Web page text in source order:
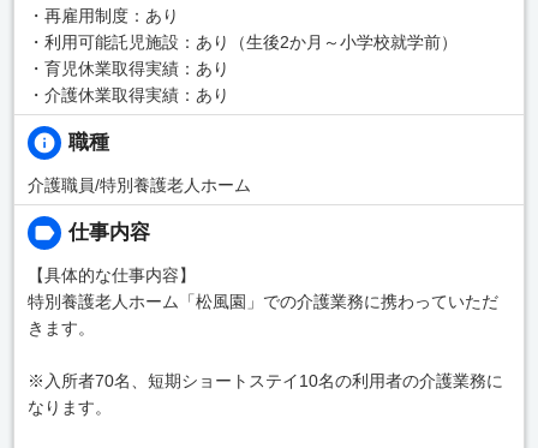
・再雇用制度：あり
・利用可能託児施設：あり（生後2か月～小学校就学前）
・育児休業取得実績：あり
・介護休業取得実績：あり
職種
介護職員/特別養護老人ホーム
仕事内容
【具体的な仕事内容】
特別養護老人ホーム「松風園」での介護業務に携わっていただ
きます。
※入所者70名、短期ショートステイ10名の利用者の介護業務に
なります。